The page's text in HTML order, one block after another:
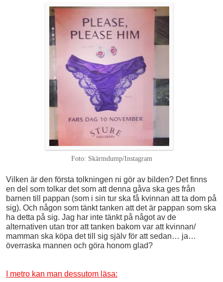
Foto: Skärmdump/Instagram
Vilken är den första tolkningen ni gör av bilden? Det finns
en del som tolkar det som att denna gåva ska ges från
barnen till pappan (som i sin tur ska få kvinnan att ta dom på
sig). Och någon som tänkt tanken att det är pappan som ska
ha detta på sig. Jag har inte tänkt på något av de
alternativen utan tror att tanken bakom var att kvinnan/
mamman ska köpa det till sig själv för att sedan… ja…
överraska mannen och göra honom glad?
I metro kan man dessutom läsa: